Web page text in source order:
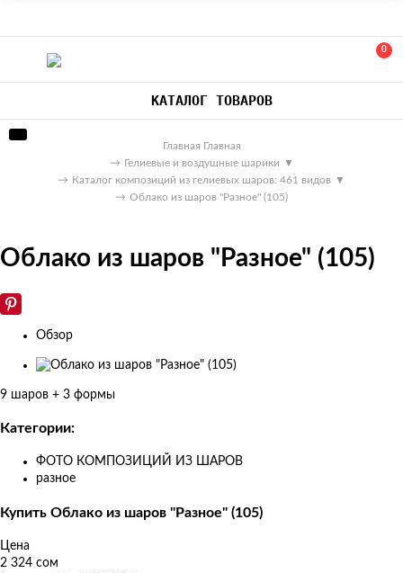
0
КАТАЛОГ ТОВАРОВ
Главная Главная
→ Гелиевые и воздушные шарики ▼
→ Каталог композиций из гелиевых шаров: 461 видов ▼
→ Облако из шаров "Разное" (105)
Облако из шаров "Разное" (105)
Обзор
Изображения
товаров
9 шаров + 3 формы
Категории:
ФОТО КОМПОЗИЦИЙ ИЗ ШАРОВ
разное
Купить Облако из шаров "Разное" (105)
Цена
2 324 сом